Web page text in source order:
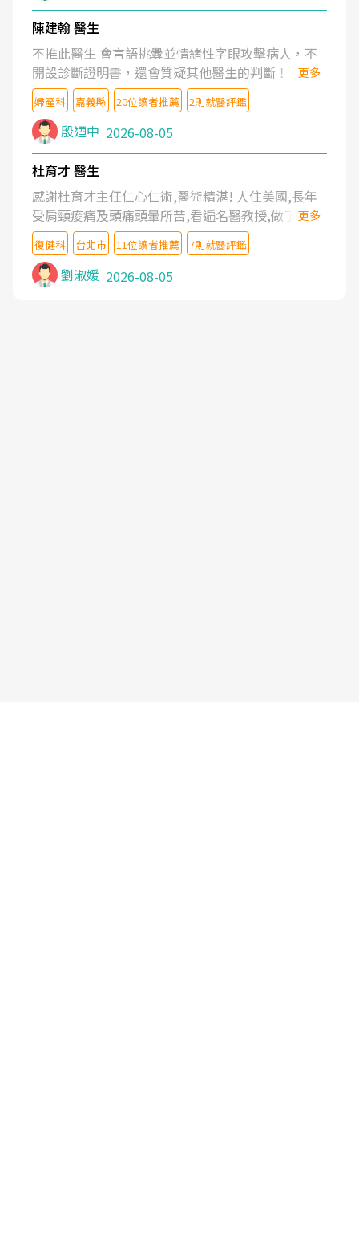
陳建翰 醫生
不推此醫生 會言語挑釁並情緒性字眼攻擊病人，不
開設診斷證明書，還會質疑其他醫生的判斷！
更多
婦產科 嘉義縣 20位讀者推薦 2則就醫評鑑
殷迺中 2026-08-05
杜育才 醫生
感謝杜育才主任仁心仁術,醫術精湛! 人住美國,長年
受肩頸痠痛及頭痛頭暈所苦,看遍名醫教授,做了各種
檢查,也嘗試過西醫打針,中醫針灸及物理徒手治療都
沒有用,後來連吃到嗎啡類止痛藥都效果有限,只是壓
症狀,沒多久就痛起來,多年失眠嚴重影響生活品質.
台灣親友介紹忠孝醫院杜育才主任是頸頭症候群專
更多
復健科 台北市 11位讀者推薦 7則就醫評鑑
劉淑媛 2026-08-05